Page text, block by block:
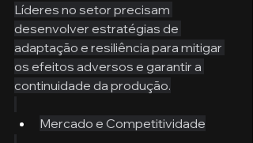
Líderes no setor precisam
desenvolver estratégias de
adaptação e resiliência para mitigar
os efeitos adversos e garantir a
continuidade da produção.
Mercado e Competitividade